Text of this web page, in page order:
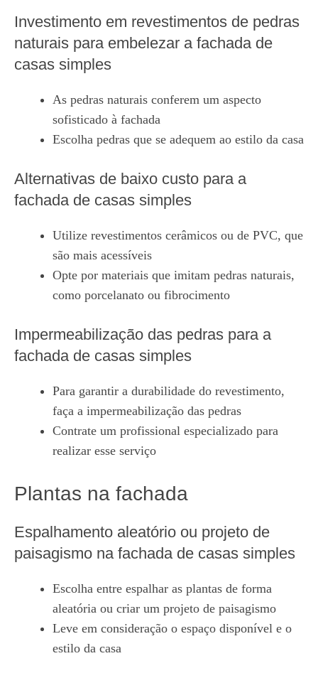
Investimento em revestimentos de pedras
naturais para embelezar a fachada de
casas simples
As pedras naturais conferem um aspecto
sofisticado à fachada
Escolha pedras que se adequem ao estilo da casa
Alternativas de baixo custo para a
fachada de casas simples
Utilize revestimentos cerâmicos ou de PVC, que
são mais acessíveis
Opte por materiais que imitam pedras naturais,
como porcelanato ou fibrocimento
Impermeabilização das pedras para a
fachada de casas simples
Para garantir a durabilidade do revestimento,
faça a impermeabilização das pedras
Contrate um profissional especializado para
realizar esse serviço
Plantas na fachada
Espalhamento aleatório ou projeto de
paisagismo na fachada de casas simples
Escolha entre espalhar as plantas de forma
aleatória ou criar um projeto de paisagismo
Leve em consideração o espaço disponível e o
estilo da casa